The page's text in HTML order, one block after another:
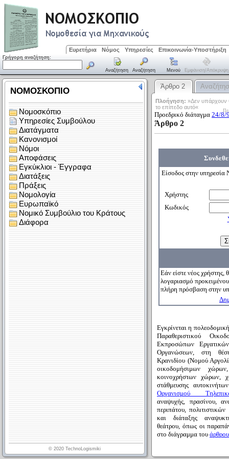
Ευρετήρια Νόμος Υπηρεσίες Επικοινωνία-Υποστήριξη
Γρήγορη αναζήτηση:
Αναζήτηση Αναζήτηση Μενού Εμφάνιση/απόκρυψη
Άρθρο 2